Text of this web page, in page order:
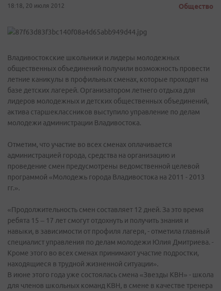
18:18, 20 июля 2012 Общество
Владивостокские школьники и лидеры молодежных
общественных объединений получили возможность провести
летние каникулы в профильных сменах, которые проходят на
базе детских лагерей. Организатором летнего отдыха для
лидеров молодежных и детских общественных объединений,
актива старшеклассников выступило управление по делам
молодежи администрации Владивостока.
Отметим, что участие во всех сменах оплачивается
администрацией города, средства на организацию и
проведение смен предусмотрены ведомственной целевой
программой «Молодежь города Владивостока на 2011 - 2013
гг.».
«Продолжительность смен составляет 12 дней. За это время
ребята 15 – 17 лет смогут отдохнуть и получить знания и
навыки, в зависимости от профиля лагеря, - отметила главный
специалист управления по делам молодежи Юлия Дмитриева. -
Кроме этого во всех сменах принимают участие подростки,
находящиеся в трудной жизненной ситуации».
В июне этого года уже состоялась смена «Звезды КВН» - школа
для членов школьных команд КВН, в смене в качестве тренера